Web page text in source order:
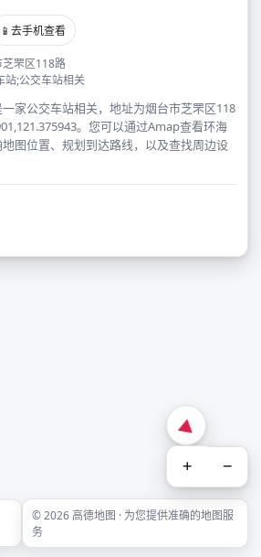
📱 去手机查看
罘区118路
站;公交车站相关
家公交车站相关，地址为烟台市芝罘区118
。您可以通过Amap查看环海
图位置、规划到达路线，以及查找周边设
+ −
© 2026 高德地图 · 为您提供准确的地图服
务